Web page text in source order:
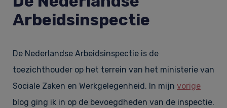
Arbeidsinspectie
De Nederlandse Arbeidsinspectie is de
toezichthouder op het terrein van het ministerie van
Sociale Zaken en Werkgelegenheid. In mijn vorige
blog ging ik in op de bevoegdheden van de inspectie.